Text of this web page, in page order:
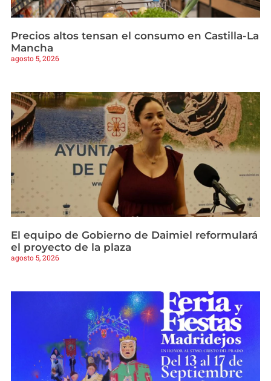
Precios altos tensan el consumo en Castilla-La
Mancha
agosto 5, 2026
El equipo de Gobierno de Daimiel reformulará
el proyecto de la plaza
agosto 5, 2026